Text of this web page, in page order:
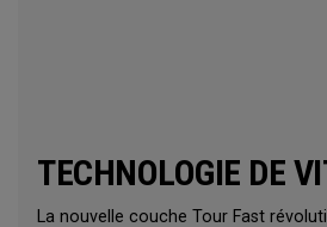
TECHNOLOGIE DE
La nouvelle couche Tour Fast